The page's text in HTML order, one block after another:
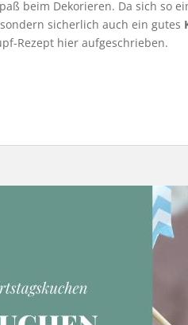
beim Dekorieren. Da sich so
sicherlich auch ein gutes
Rezept hier aufgeschrieben.